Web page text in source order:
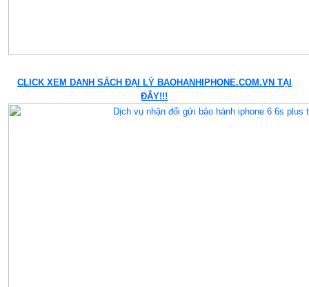
CLICK XEM DANH SÁCH ĐẠI LÝ BAOHANHIPHONE.COM.VN TẠI
ĐÂY!!!